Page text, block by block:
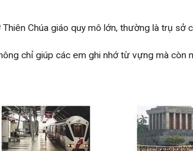
Chúa giáo quy mô lớn, thường là trụ sở
chỉ giúp các em ghi nhớ từ vựng mà còn